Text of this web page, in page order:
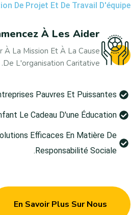
De Projet Et De Travail D'équipe.
À Les Aider
À La Mission Et À La Cause
De L'organisation Caritative.
Pauvres Et Puissantes
Le Cadeau D'une Éducation
Efficaces En Matière De
Responsabilité Sociale.
En Savoir Plus Sur Nous